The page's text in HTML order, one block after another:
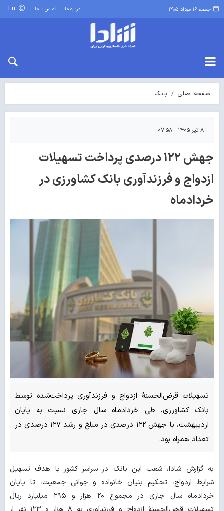
جمعه ۱۶ مرداد ۱۴۰۵ درباره ما تماس با ما
صفحه اصلی بانک
۸ تیر ۱۴۰۵ - ۰۷:۵۸
جهش ۱۲۲ درصدی پرداخت تسهیلات
ازدواج و فرزندآوری بانک کشاورزی در
خردادماه
تسهیلات قرض‌الحسنهٔ ازدواج و فرزندآوری پرداخت‌شده توسط
بانک کشاورزی، طی خردادماه سال جاری نسبت به پایان
اردیبهشت، با جهش ۱۲۲ درصدی در مبلغ و رشد ۱۲۷ درصدی در
تعداد همراه بود.
به گزارش شادا، شعب این بانک در سراسر کشور با هدف تسهیل
شرایط ازدواج، تحکیم بنیان خانواده و جوانی جمعیت، تا پایان
خردادماه سال جاری در مجموع ۲۰ هزار و ۲۹۵ میلیارد ریال